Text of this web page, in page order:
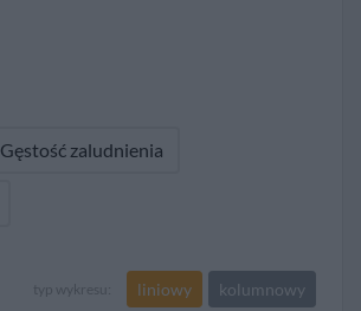
Gęstość zaludnienia
typ wykresu: liniowy kolumnowy